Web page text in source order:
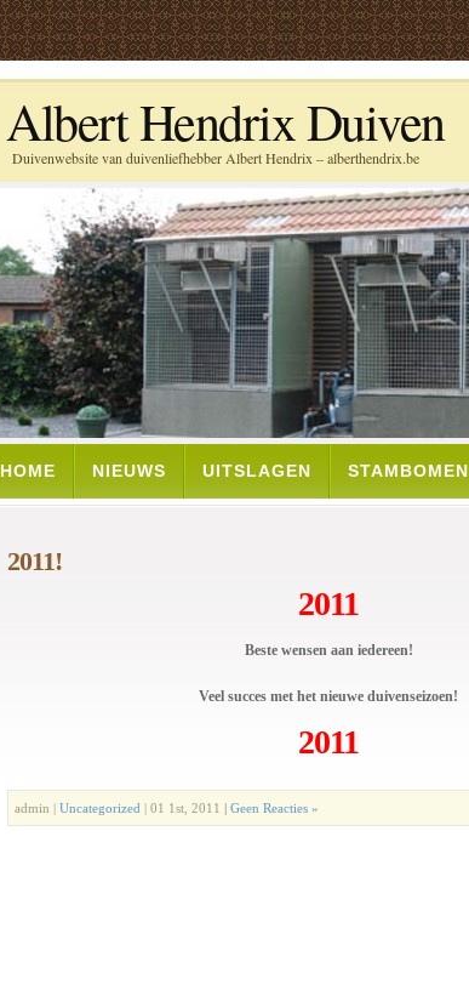
Albert Hendrix Duiven
Duivenwebsite van duivenliefhebber Albert Hendrix – alberthendrix.be
HOME NIEUWS UITSLAGEN STAMBOMEN
2011!
2011
Beste wensen aan iedereen!
Veel succes met het nieuwe duivenseizoen!
2011
admin | Uncategorized | 01 1st, 2011 | Geen Reacties »